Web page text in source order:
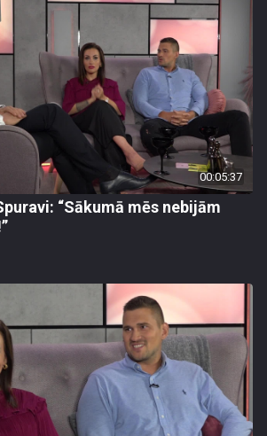
00:05:37
“Sākumā mēs nebijām